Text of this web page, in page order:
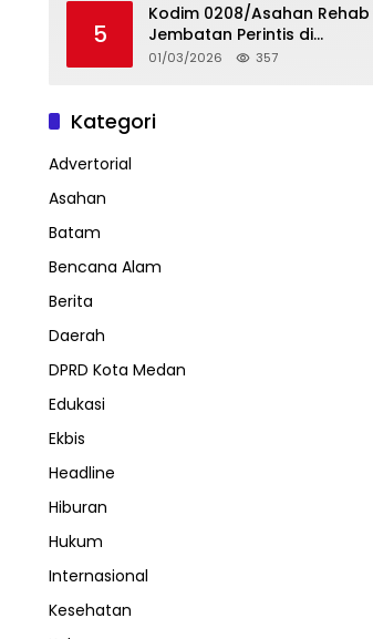
5
Kodim 0208/Asahan Rehab
Jembatan Perintis di
Mandarsah
01/03/2026 357
Kategori
Advertorial
Asahan
Batam
Bencana Alam
Berita
Daerah
DPRD Kota Medan
Edukasi
Ekbis
Headline
Hiburan
Hukum
Internasional
Kesehatan